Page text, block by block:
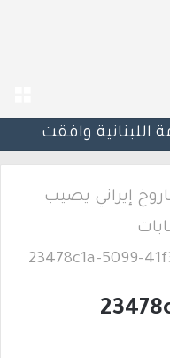
مسؤول إسرائيلي: الحكومة اللبنانية وافقت على وجود الجيش الإسرائيلي داخل أراضيها
إيراني يصيب
قتيلان و3 إصابات
23478c1a-5099-